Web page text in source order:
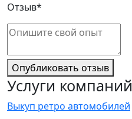
Отзыв*
Опубликовать отзыв
Услуги компаний
Выкуп ретро автомобилей